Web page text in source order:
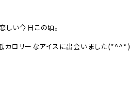
しい今日この頃。
カロリーなアイスに出会いました(*^^*)